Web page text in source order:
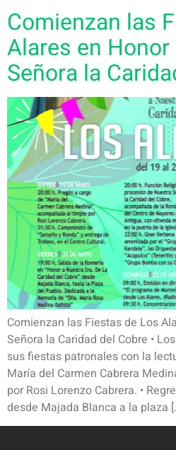
Comienzan las
Alares en
Señora la
Comienzan las Fiestas de Los
Señora la Caridad del Cobre •
sus fiestas patronales con la
María del Carmen Cabrera
por Rosi Lorenzo Cabrera. •
desde Majada Blanca a la plaza